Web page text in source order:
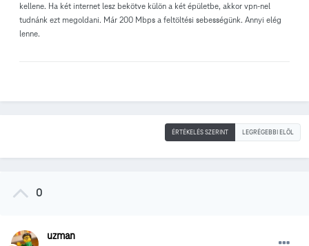
kellene. Ha két internet lesz bekötve külön a két épületbe, akkor vpn-nel
tudnánk ezt megoldani. Már 200 Mbps a feltöltési sebességünk. Annyi elég
lenne.
ÉRTÉKELÉS SZERINT LEGRÉGEBBI ELÖL
0
uzman